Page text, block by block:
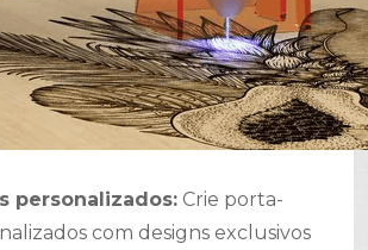
personalizados: Crie porta-
com designs exclusivos